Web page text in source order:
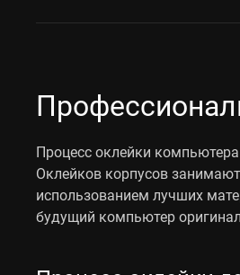
Процесс оклейки
Оклейков корпусов
использованием лучших
будущий компьютер